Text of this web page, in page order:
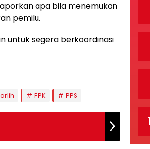
apa bila menemukan
pemilu.
untuk segera berkoordinasi
PPK PPS